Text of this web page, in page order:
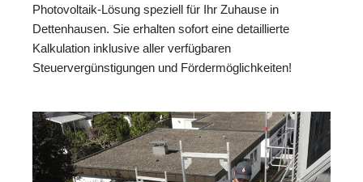
Photovoltaik-Lösung speziell für Ihr Zuhause in
Dettenhausen. Sie erhalten sofort eine detaillierte
Kalkulation inklusive aller verfügbaren
Steuervergünstigungen und Fördermöglichkeiten!